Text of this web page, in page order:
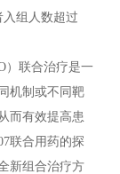
组人数超过
）联合治疗是一
机制或不同靶
而有效提高患
联合用药的探
新组合治疗方